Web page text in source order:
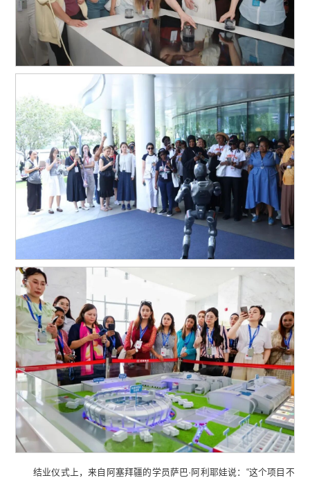
结业仪式上，来自阿塞拜疆的学员萨巴·阿利耶娃说：“这个项目不